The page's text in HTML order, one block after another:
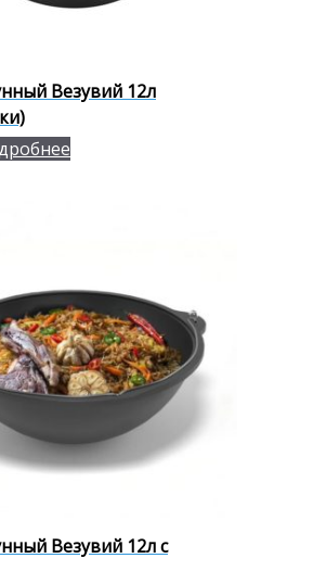
Везувий 12л
Везувий 12л с